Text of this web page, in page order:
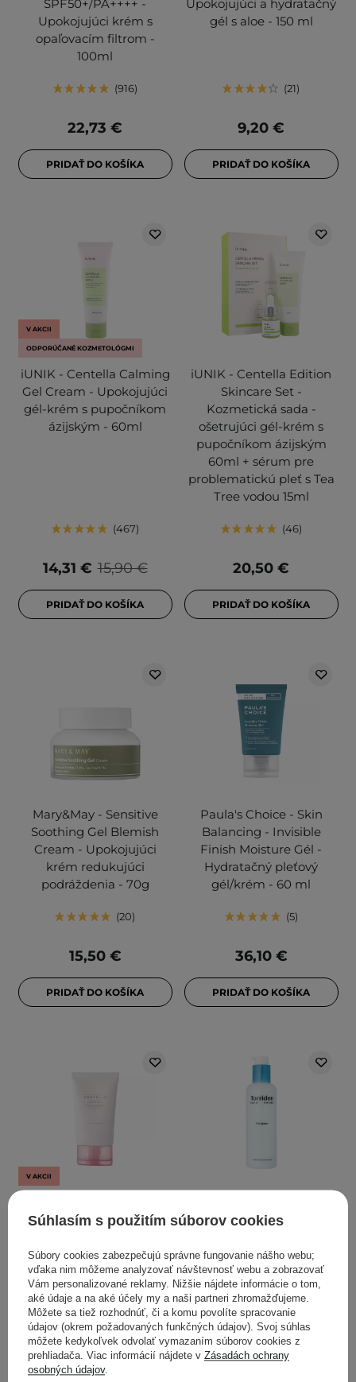
SPF50+/PA++++ -
Upokojujúci krém s
opaľovacím filtrom -
100ml
916
22,73 €
PRIDAŤ DO KOŠÍKA
Upokojujúci a hydratačný
gél s aloe - 150 ml
21
9,20 €
PRIDAŤ DO KOŠÍKA
V AKCII
ODPORÚČANÉ KOZMETOLÓGMI
iUNIK - Centella Calming
Gel Cream - Upokojujúci
gél-krém s pupočníkom
ázijským - 60ml
467
15,90 €
14,31 €
PRIDAŤ DO KOŠÍKA
iUNIK - Centella Edition
Skincare Set -
Kozmetická sada -
ošetrujúci gél-krém s
pupočníkom ázijským
60ml + sérum pre
problematickú pleť s Tea
Tree vodou 15ml
46
20,50 €
PRIDAŤ DO KOŠÍKA
Mary&May - Sensitive
Soothing Gel Blemish
Cream - Upokojujúci
krém redukujúci
podráždenia - 70g
20
15,50 €
PRIDAŤ DO KOŠÍKA
Paula's Choice - Skin
Balancing - Invisible
Finish Moisture Gél -
Hydratačný pleťový
gél/krém - 60 ml
5
36,10 €
PRIDAŤ DO KOŠÍKA
V AKCII
Light Gel Cream - Ľahký
viditeľnosti pórov - 75 ml
25
20,90 €
19,86 €
PRIDAŤ DO KOŠÍKA
Men Gel Lotion - Gélová
mužskú pokožku - 200ml
18,10 €
PRIDAŤ DO KOŠÍKA
Súhlasím s použitím súborov cookies
Súbory cookies zabezpečujú správne fungovanie nášho webu;
vďaka nim môžeme analyzovať návštevnosť webu a zobrazovať
Vám personalizované reklamy. Nižšie nájdete informácie o tom,
aké údaje a na aké účely my a naši partneri zhromažďujeme.
Môžete sa tiež rozhodnúť, či a komu povolíte spracovanie
údajov (okrem požadovaných funkčných údajov). Svoj súhlas
môžete kedykoľvek odvolať vymazaním súborov cookies z
prehliadača. Viac informácií nájdete v Zásadách ochrany
osobných údajov.